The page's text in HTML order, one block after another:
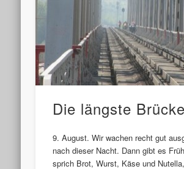
Die längste Brücke
9. August. Wir wachen recht gut
nach dieser Nacht. Dann gibt es
sprich Brot, Wurst, Käse und